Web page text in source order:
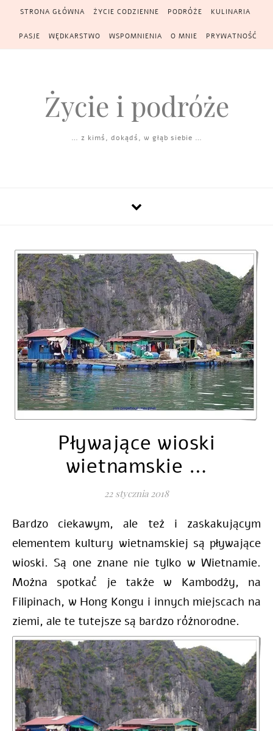
Skip to content
STRONA GŁÓWNA ŻYCIE CODZIENNE PODRÓŻE KULINARIA
PASJE WĘDKARSTWO WSPOMNIENIA O MNIE PRYWATNOŚĆ
Życie i podróże
… z kimś, dokądś, w głąb siebie …
Pływające wioski
wietnamskie …
22 stycznia 2018
Bardzo ciekawym, ale też i zaskakującym
elementem kultury wietnamskiej są pływające
wioski. Są one znane nie tylko w Wietnamie.
Można spotkać je także w Kambodży, na
Filipinach, w Hong Kongu i innych miejscach na
ziemi, ale te tutejsze są bardzo różnorodne.